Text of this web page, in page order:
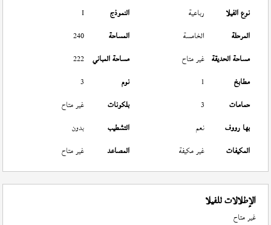
نوع الفيلا
رباعية النموذج
I
المرحلة
الخامسة المساحة
240
مساحة الحديقة غير متاح مساحة المباني 222
مطابخ
1 نوم
3
حمامات
3 بلكونات
غير متاح
بها رووف
نعم التشطيب
بدون
المكيفات
غير مكيفة المصاعد غير متاح
الإطلالات للفيلا
غير متاح